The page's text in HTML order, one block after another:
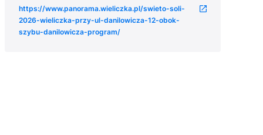
https://www.panorama.wieliczka.pl/swieto-soli-
2026-wieliczka-przy-ul-danilowicza-12-obok-
szybu-danilowicza-program/